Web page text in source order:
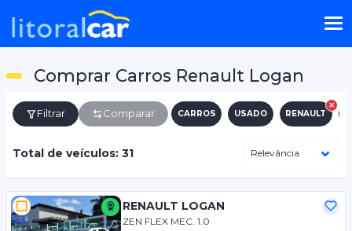
Comprar Carros Renault Logan
Filtrar Comparar CARROS USADO RENAULT
Total de veículos: 31
RENAULT LOGAN
ZEN FLEX MEC. 1.0